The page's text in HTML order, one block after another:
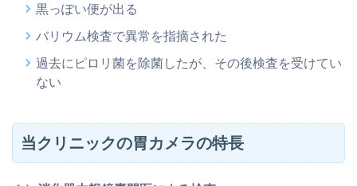
黒っぽい便が出る
バリウム検査で異常を指摘された
過去にピロリ菌を除菌したが、その後検査を受けてい
ない
当クリニックの胃カメラの特長